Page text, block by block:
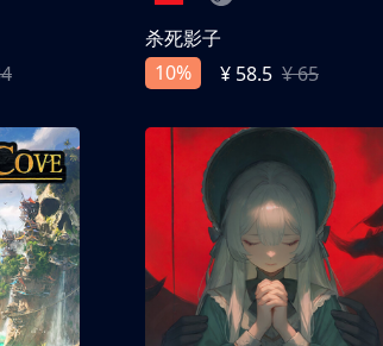
杀死影子
10%
¥ 58.5 ¥ 65